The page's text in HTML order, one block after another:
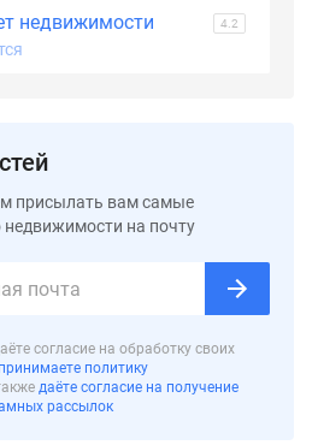
недвижимости 4.2
присылать вам самые
недвижимости на почту
согласие на обработку своих
политику
даёте согласие на получение
рассылок